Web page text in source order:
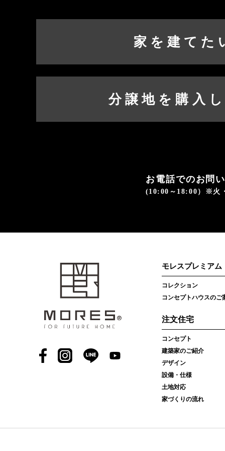
家を建てた
分譲地を購入
お電話でのお問
(10:00～18:00）※火
モレスプレミアム
コレクション
コンセプトハウスのご
注文住宅
コンセプト
建築家のご紹介
デザイン
設備・仕様
土地対応
家づくりの流れ
FacebookInstagram
LINE YouTube